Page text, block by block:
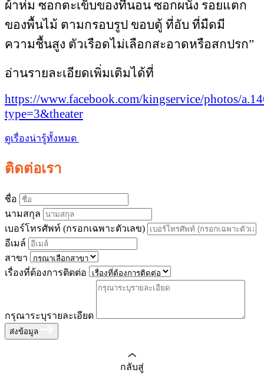
ผ้าห่ม ซอกตะเข็บของที่นอน ซอกผนัง รอยแตก
ของพื้นไม้ ตามกรอบรูป ขอบตู้ ที่อับ ที่มืดมี
ความชื้นสูง ตัวเรือดไม่เลือกสะอาดหรือสกปรก”
อ่านรายละเอียดเพิ่มเติมได้ที่
https://www.facebook.com/kingservice/photos/
type=3&theater
ดูเรื่องน่ารู้ทั้งหมด
ติดต่อเรา
ชื่อ
นามสกุล
เบอร์โทรศัพท์ (กรอกเฉพาะตัวเลข)
อีเมล์
สาขา
เรื่องที่ต้องการติดต่อ
กรุณาระบุรายละเอียด
ส่งข้อมูล
กลับสู่